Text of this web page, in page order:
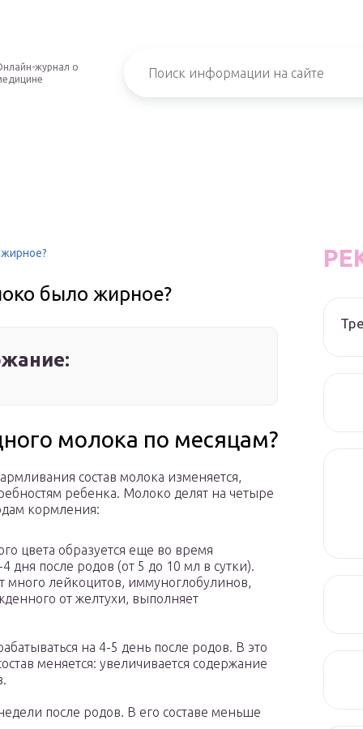
журнал о
было жирное?
молока по месяцам?
состав молока изменяется,
ребенка. Молоко делят на четыре
кормления:
цвета образуется еще во время
после родов (от 5 до 10 мл в сутки).
лейкоцитов, иммуноглобулинов,
от желтухи, выполняет
на 4-5 день после родов. В это
меняется: увеличивается содержание
после родов. В его составе меньше